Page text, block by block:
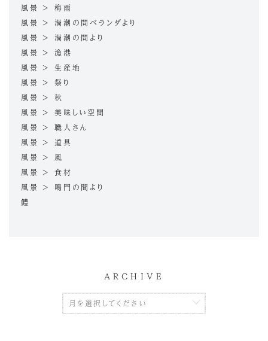
風景 > 梅雨
風景 > 渦潮の間ベランダより
風景 > 渦潮の間より
風景 > 漁港
風景 > 生産地
風景 > 祭り
風景 > 秋
風景 > 美味しい空間
風景 > 職人さん
風景 > 道具
風景 > 風
風景 > 食材
風景 > 鳴門の間より
鱧
ARCHIVE